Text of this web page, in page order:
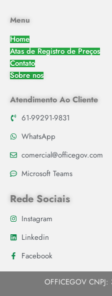
Menu
Home
Atas de Registro de Preços
Contato
Sobre nos
Atendimento Ao Cliente
61-99291-9831
WhatsApp
comercial@officegov.com
Microsoft Teams
Rede Sociais
Instagram
Linkedin
Facebook
OFFICEGOV